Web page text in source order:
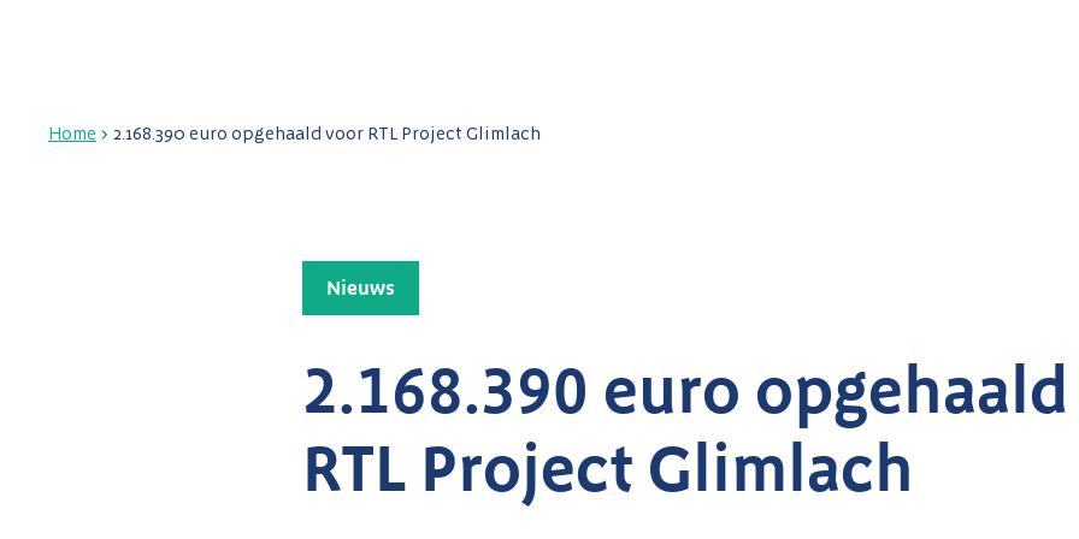
Home > 2.168.390 euro opgehaald voor RTL Project Glimlach
Nieuws
2.168.390 euro
RTL Project Glimlach